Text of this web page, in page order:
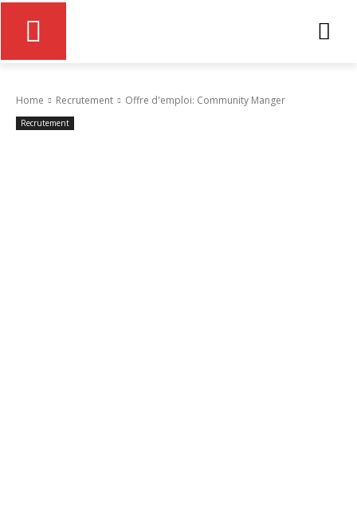
Home Recrutement Offre d'emploi: Community Manger
Recrutement